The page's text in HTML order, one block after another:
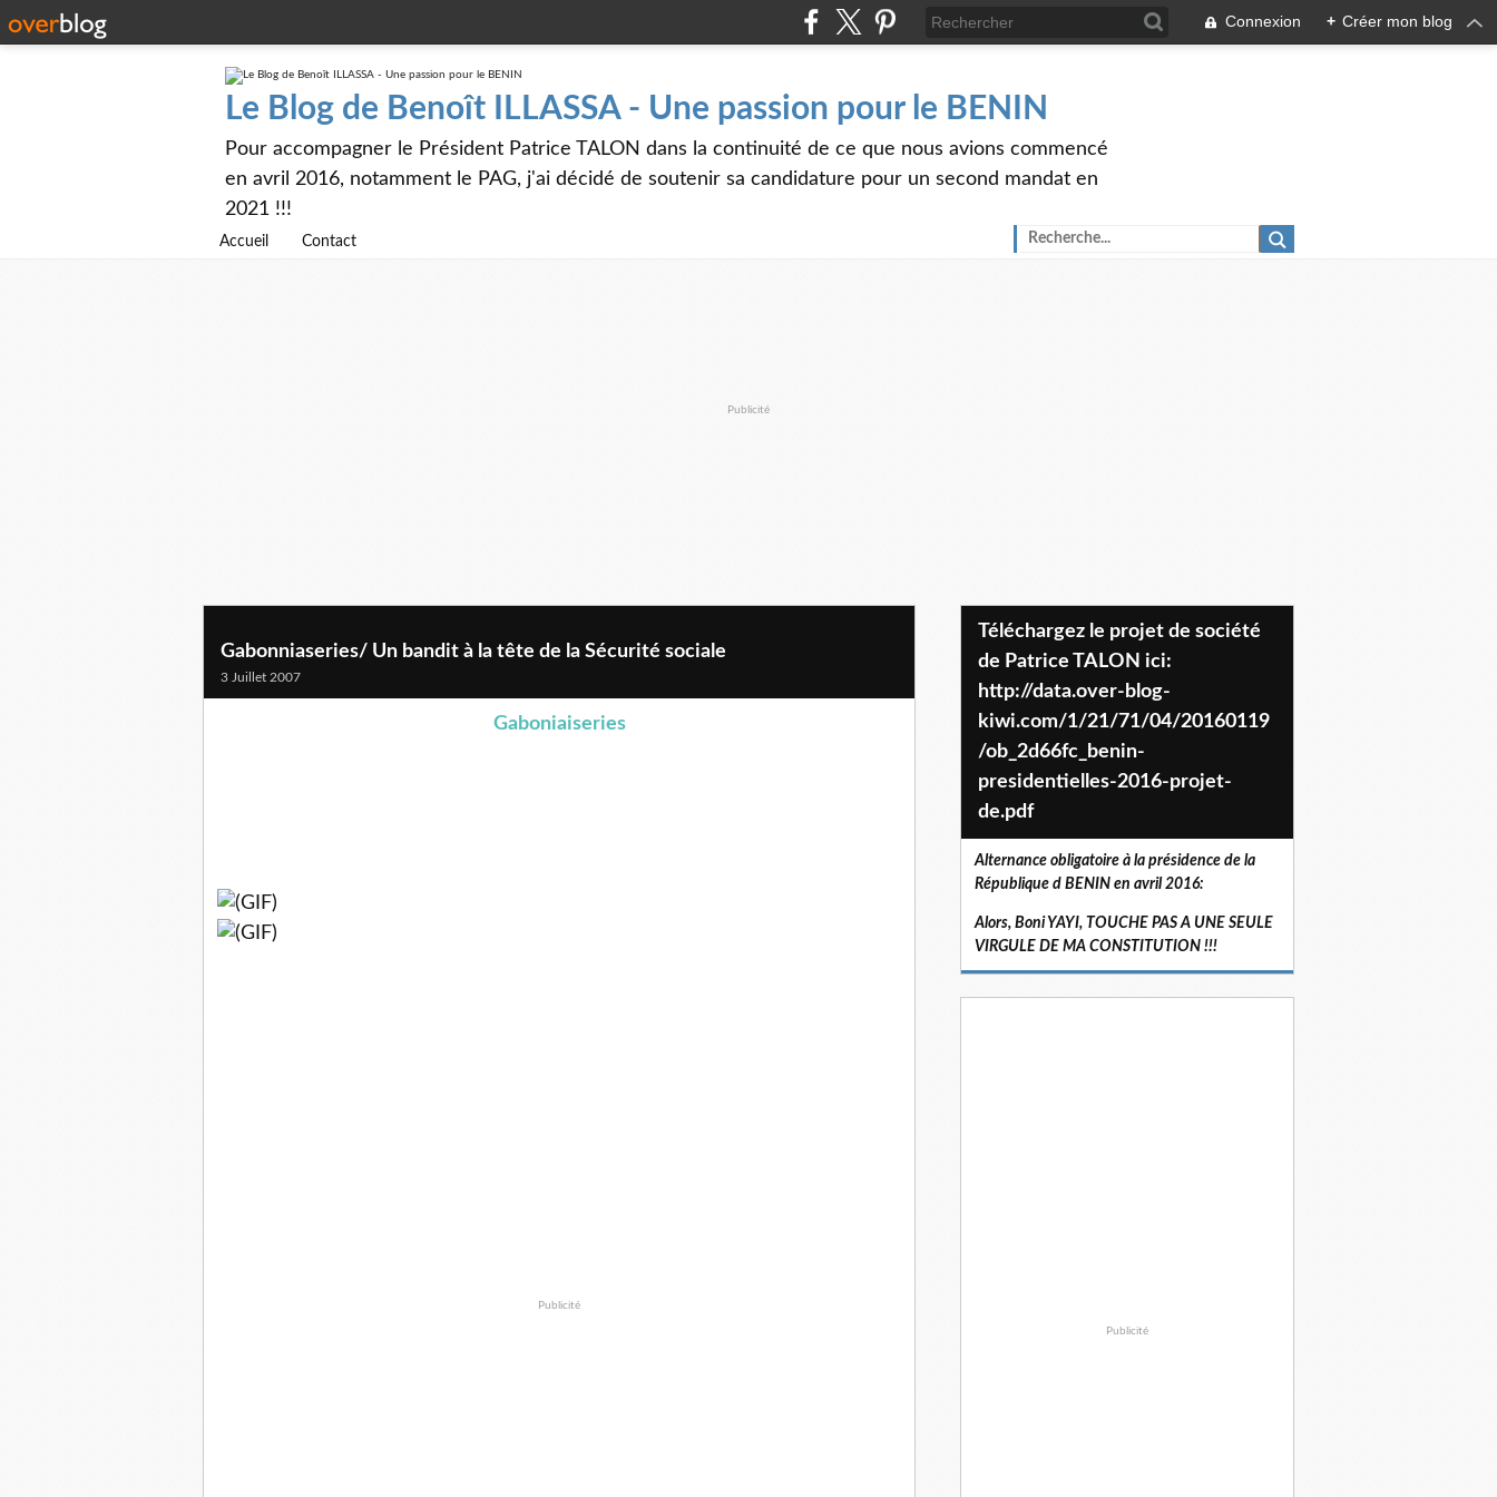
Connexion + Créer mon blog
Le Blog de Benoît ILLASSA - Une passion pour le BENIN
Pour accompagner le Président Patrice TALON dans la continuité de ce que nous avions commencé
en avril 2016, notamment le PAG, j'ai décidé de soutenir sa candidature pour un second mandat en
2021 !!!
Accueil Contact
Publicité
Gabonniaseries/ Un bandit à la tête de la Sécurité sociale
3 Juillet 2007
Gaboniaiseries
Publicité
Téléchargez le projet de société
de Patrice TALON ici:
http://data.over-blog-
kiwi.com/1/21/71/04/20160119
/ob_2d66fc_benin-
presidentielles-2016-projet-
de.pdf
Alternance obligatoire à la présidence de la
République d BENIN en avril 2016:
Alors, Boni YAYI, TOUCHE PAS A UNE SEULE
VIRGULE DE MA CONSTITUTION !!!
Publicité